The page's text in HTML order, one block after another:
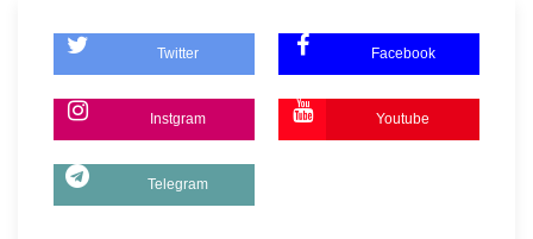
Twitter Facebook
Instgram Youtube
Telegram